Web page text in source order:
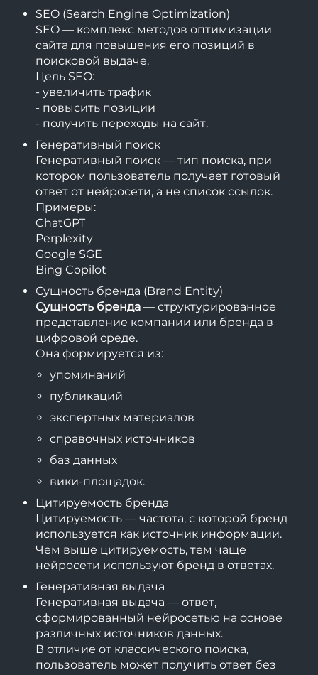
SEO (Search Engine Optimization)
SEO — комплекс методов оптимизации
сайта для повышения его позиций в
поисковой выдаче.
Цель SEO:
- увеличить трафик
- повысить позиции
- получить переходы на сайт.
Генеративный поиск
Генеративный поиск — тип поиска, при
котором пользователь получает готовый
ответ от нейросети, а не список ссылок.
Примеры:
ChatGPT
Perplexity
Google SGE
Bing Copilot
Сущность бренда (Brand Entity)
Сущность бренда — структурированное
представление компании или бренда в
цифровой среде.
Она формируется из:
упоминаний
публикаций
экспертных материалов
справочных источников
баз данных
вики-площадок.
Цитируемость бренда
Цитируемость — частота, с которой бренд
используется как источник информации.
Чем выше цитируемость, тем чаще
нейросети используют бренд в ответах.
Генеративная выдача
Генеративная выдача — ответ,
сформированный нейросетью на основе
различных источников данных.
В отличие от классического поиска,
пользователь может получить ответ без